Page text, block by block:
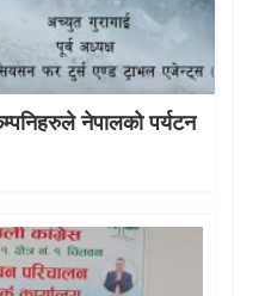
नेपालको पर्यटन